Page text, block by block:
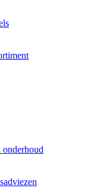
onderhoud